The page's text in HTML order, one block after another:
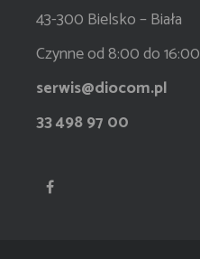
43-300 Bielsko – Biała
Czynne od 8:00 do 16:00
serwis@diocom.pl
33 498 97 00